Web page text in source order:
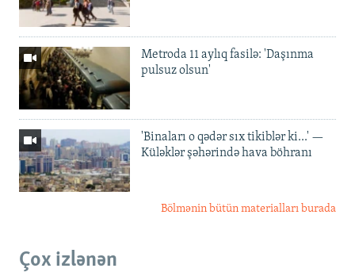
Metroda 11 aylıq fasilə: 'Daşınma
pulsuz olsun'
'Binaları o qədər sıx tikiblər ki...' —
Küləklər şəhərində hava böhranı
Bölmənin bütün materialları burada
Çox izlənən